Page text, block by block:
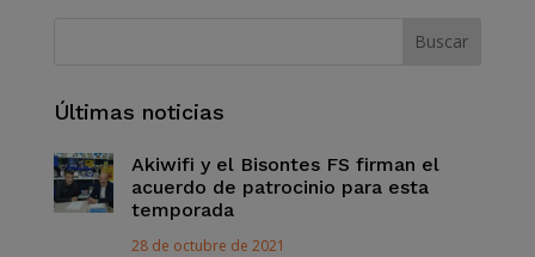
Últimas noticias
Akiwifi y el Bisontes FS firman el
acuerdo de patrocinio para esta
temporada
28 de octubre de 2021